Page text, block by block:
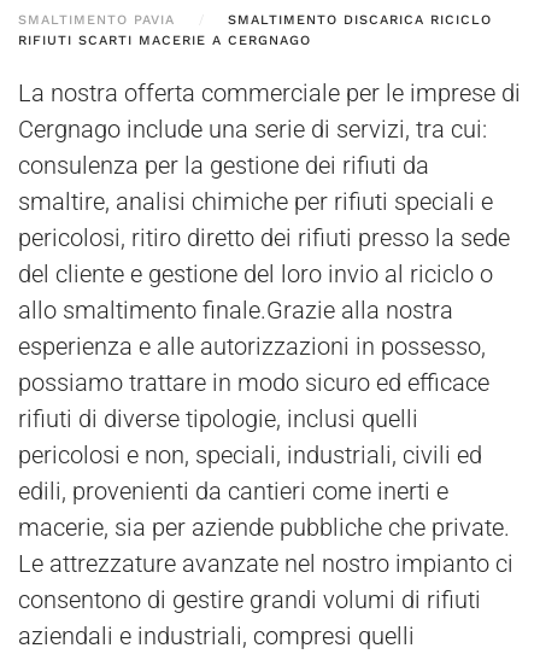
SMALTIMENTO PAVIA
SMALTIMENTO DISCARICA RICICLO
RIFIUTI SCARTI MACERIE A CERGNAGO
La nostra offerta commerciale per le imprese di
Cergnago include una serie di servizi, tra cui:
consulenza per la gestione dei rifiuti da
smaltire, analisi chimiche per rifiuti speciali e
pericolosi, ritiro diretto dei rifiuti presso la sede
del cliente e gestione del loro invio al riciclo o
allo smaltimento finale.Grazie alla nostra
esperienza e alle autorizzazioni in possesso,
possiamo trattare in modo sicuro ed efficace
rifiuti di diverse tipologie, inclusi quelli
pericolosi e non, speciali, industriali, civili ed
edili, provenienti da cantieri come inerti e
macerie, sia per aziende pubbliche che private.
Le attrezzature avanzate nel nostro impianto ci
consentono di gestire grandi volumi di rifiuti
aziendali e industriali, compresi quelli